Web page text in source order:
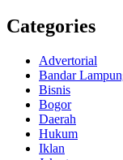
Categories
Advertorial
Bandar
Bisnis
Bogor
Daerah
Hukum
Iklan